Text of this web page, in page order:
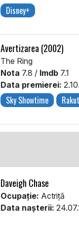
Disney+
Avertizarea (2002)
The Ring
Nota 7.8 / Imdb 7.1
Data premierei:
Sky Showtime
Daveigh Chase
Ocupație: Actriță
Data nașterii: